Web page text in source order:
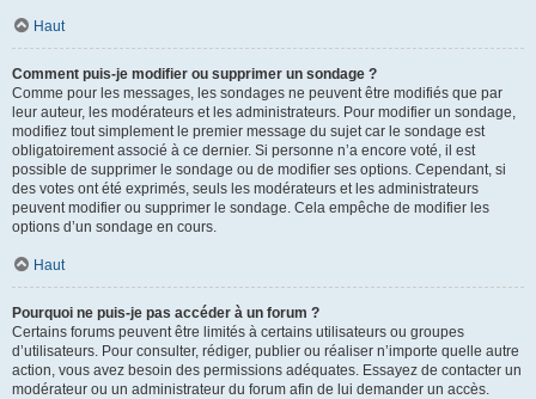
Haut
Comment puis-je modifier ou supprimer un sondage ?
Comme pour les messages, les sondages ne peuvent être modifiés que par
leur auteur, les modérateurs et les administrateurs. Pour modifier un sondage,
modifiez tout simplement le premier message du sujet car le sondage est
obligatoirement associé à ce dernier. Si personne n’a encore voté, il est
possible de supprimer le sondage ou de modifier ses options. Cependant, si
des votes ont été exprimés, seuls les modérateurs et les administrateurs
peuvent modifier ou supprimer le sondage. Cela empêche de modifier les
options d’un sondage en cours.
Haut
Pourquoi ne puis-je pas accéder à un forum ?
Certains forums peuvent être limités à certains utilisateurs ou groupes
d’utilisateurs. Pour consulter, rédiger, publier ou réaliser n’importe quelle autre
action, vous avez besoin des permissions adéquates. Essayez de contacter un
modérateur ou un administrateur du forum afin de lui demander un accès.